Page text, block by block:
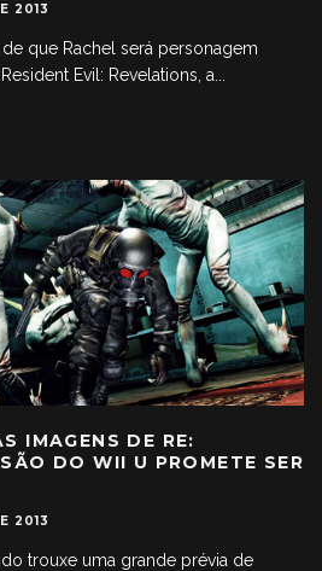
2013
que Rachel será personagem
Evil: Revelations, a...
IMAGENS DE RE:
DO WII U PROMETE SER
2013
trouxe uma grande prévia de